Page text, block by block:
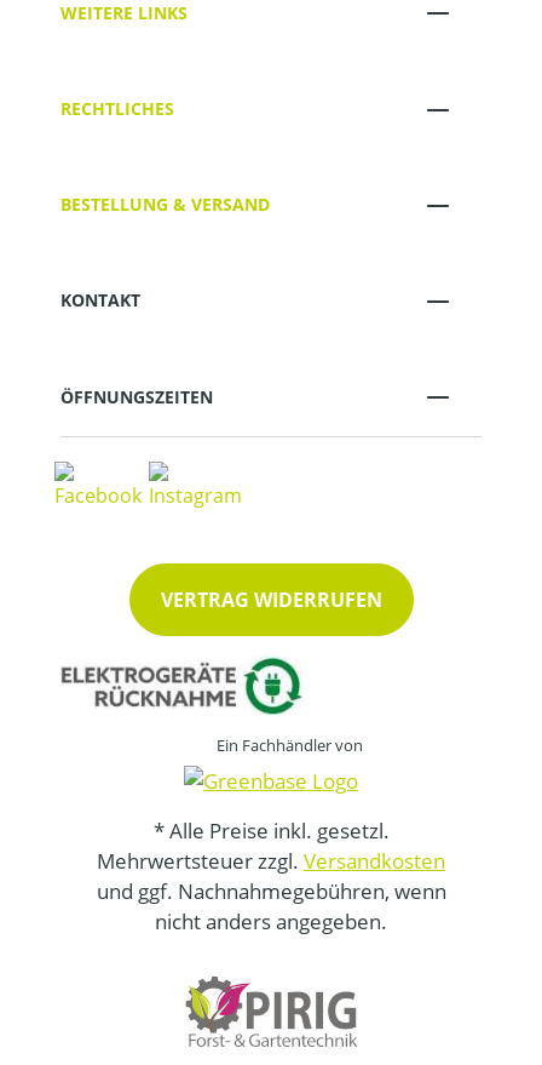
WEITERE LINKS
RECHTLICHES
BESTELLUNG & VERSAND
KONTAKT
ÖFFNUNGSZEITEN
VERTRAG WIDERRUFEN
Ein Fachhändler von
* Alle Preise inkl. gesetzl.
Mehrwertsteuer zzgl. Versandkosten
und ggf. Nachnahmegebühren, wenn
nicht anders angegeben.